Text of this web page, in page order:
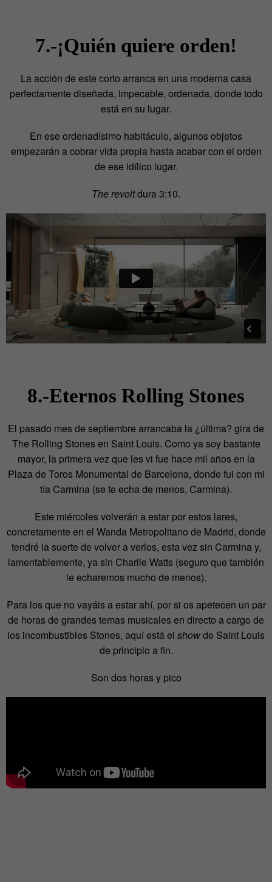
7.-¡Quién quiere orden!
La acción de este corto arranca en una moderna casa
perfectamente diseñada, impecable, ordenada, donde todo
está en su lugar.
En ese ordenadísimo habitáculo, algunos objetos
empezarán a cobrar vida propia hasta acabar con el orden
de ese idílico lugar.
The revoltdura 3:10.
8.-Eternos Rolling Stones
El pasado mes de septiembre arrancaba la ¿última? gira de
The Rolling Stones en Saint Louis. Como ya soy bastante
mayor, la primera vez que les vi fue hace mil años en la
Plaza de Toros Monumental de Barcelona, donde fui con mi
tía Carmina (se te echa de menos, Carmina).
Este miércoles volverán a estar por estos lares,
concretamente en el Wanda Metropolitano de Madrid, donde
tendré la suerte de volver a verlos, esta vez sin Carmina y,
lamentablemente, ya sin Charlie Watts (seguro que también
le echaremos mucho de menos).
Para los que no vayáis a estar ahí, por si os apetecen un par
de horas de grandes temas musicales en directo a cargo de
los incombustibles Stones, aquí está el showde Saint Louis
de principio a fin.
Son dos horas y pico